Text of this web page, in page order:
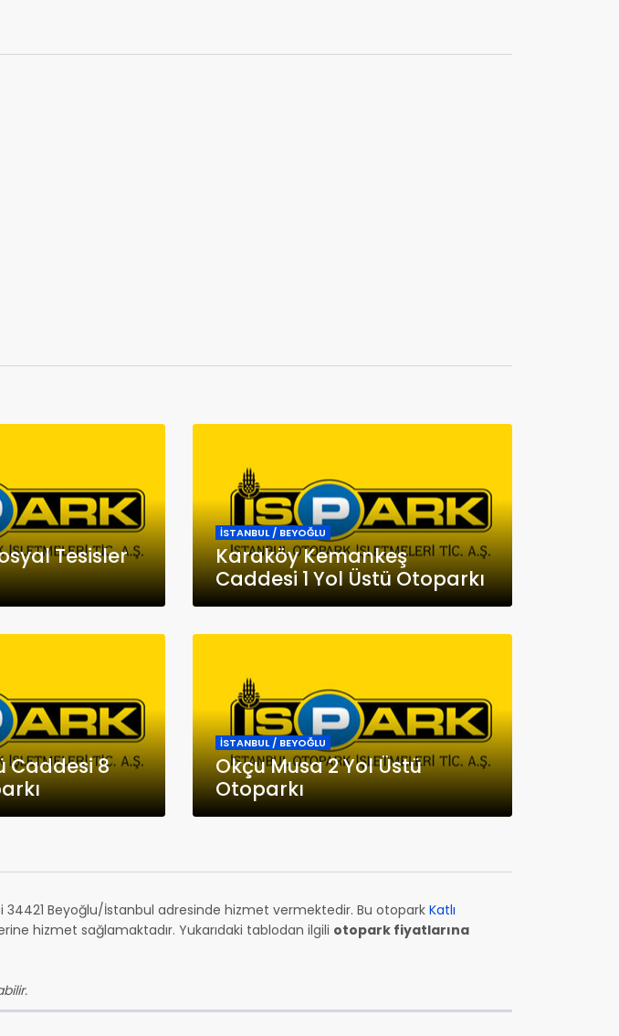
Tesisler
İSTANBUL / BEYOĞLU
Karaköy Kemankeş
Caddesi 1 Yol Üstü Otoparkı
Caddesi 8
İSTANBUL / BEYOĞLU
Okçu Musa 2 Yol Üstü
Otoparkı
34421 Beyoğlu/İstanbul adresinde hizmet vermektedir. Bu otopark Katlı
hizmet sağlamaktadır. Yukarıdaki tablodan ilgili otopark fiyatlarına